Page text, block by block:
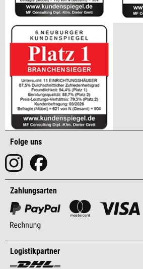
Folge uns
Zahlungsarten
Logistikpartner